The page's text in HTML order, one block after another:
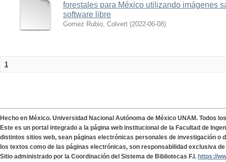
forestales para México utilizando imágenes
software libre
Gomez Rubio, Colvert (2022-06-08)
1
Hecho en México. Universidad Nacional Autónoma de México UNAM. Todos
Este es un portal integrado a la página web institucional de la Facultad de
distintos sitios web, sean páginas electrónicas personales de investigación o
los textos como de las páginas electrónicas, son responsabilidad exclusiva
Sitio administrado por la Coordinación del Sistema de Bibliotecas F.I. https://